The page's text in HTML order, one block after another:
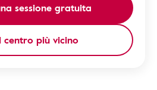
sessione gratuita
centro più vicino